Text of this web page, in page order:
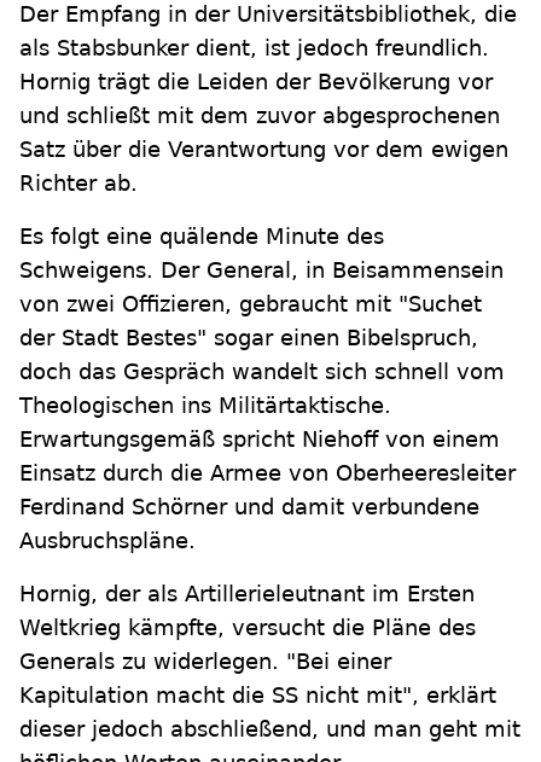
Der Empfang in der Universitätsbibliothek, die
als Stabsbunker dient, ist jedoch freundlich.
Hornig trägt die Leiden der Bevölkerung vor
und schließt mit dem zuvor abgesprochenen
Satz über die Verantwortung vor dem ewigen
Richter ab.
Es folgt eine quälende Minute des
Schweigens. Der General, in Beisammensein
von zwei Offizieren, gebraucht mit "Suchet
der Stadt Bestes" sogar einen Bibelspruch,
doch das Gespräch wandelt sich schnell vom
Theologischen ins Militärtaktische.
Erwartungsgemäß spricht Niehoff von einem
Einsatz durch die Armee von Oberheeresleiter
Ferdinand Schörner und damit verbundene
Ausbruchspläne.
Hornig, der als Artillerieleutnant im Ersten
Weltkrieg kämpfte, versucht die Pläne des
Generals zu widerlegen. "Bei einer
Kapitulation macht die SS nicht mit", erklärt
dieser jedoch abschließend, und man geht mit